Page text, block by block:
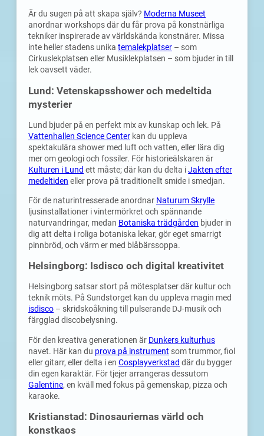
Är du sugen på att skapa själv? Moderna Museet
anordnar workshops där du får prova på konstnärliga
tekniker inspirerade av världskända konstnärer. Missa
inte heller stadens unika temalekplatser – som
Cirkuslekplatsen eller Musiklekplatsen – som bjuder in till
lek oavsett väder.
Lund: Vetenskapsshower och medeltida
mysterier
Lund bjuder på en perfekt mix av kunskap och lek. På
Vattenhallen Science Center kan du uppleva
spektakulära shower med luft och vatten, eller lära dig
mer om geologi och fossiler. För historieälskaren är
Kulturen i Lund ett måste; där kan du delta iJakten efter
medeltiden eller prova på traditionellt smide i smedjan.
För de naturintresserade anordnar Naturum Skrylle
ljusinstallationer i vintermörkret och spännande
naturvandringar, medan Botaniska trädgården bjuder in
dig att delta i roliga botaniska lekar, gör eget smarrigt
pinnbröd, och värm er med blåbärssoppa.
Helsingborg: Isdisco och digital kreativitet
Helsingborg satsar stort på mötesplatser där kultur och
teknik möts. På Sundstorget kan du uppleva magin med
isdisco – skridskoåkning till pulserande DJ-musik och
färgglad discobelysning.
För den kreativa generationen är Dunkers kulturhus
navet. Här kan du prova på instrument som trummor, fiol
eller gitarr, eller delta i en Cosplayverkstad där du bygger
din egen karaktär. För tjejer arrangeras dessutom
Galentine, en kväll med fokus på gemenskap, pizza och
karaoke.
Kristianstad: Dinosauriernas värld och
konstkaos